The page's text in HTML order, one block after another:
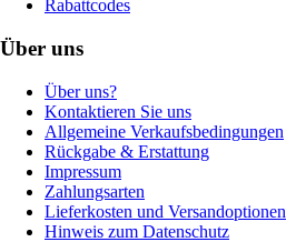
Rabattcodes
Über uns
Über uns?
Kontaktieren Sie uns
Allgemeine Verkaufsbedingungen
Rückgabe & Erstattung
Impressum
Zahlungsarten
Lieferkosten und Versandoptionen
Hinweis zum Datenschutz